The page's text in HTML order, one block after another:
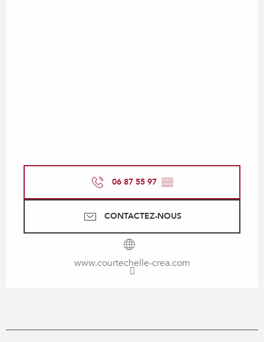
06 87 55 97 ▒▒
CONTACTEZ-NOUS
www.courtechelle-crea.com